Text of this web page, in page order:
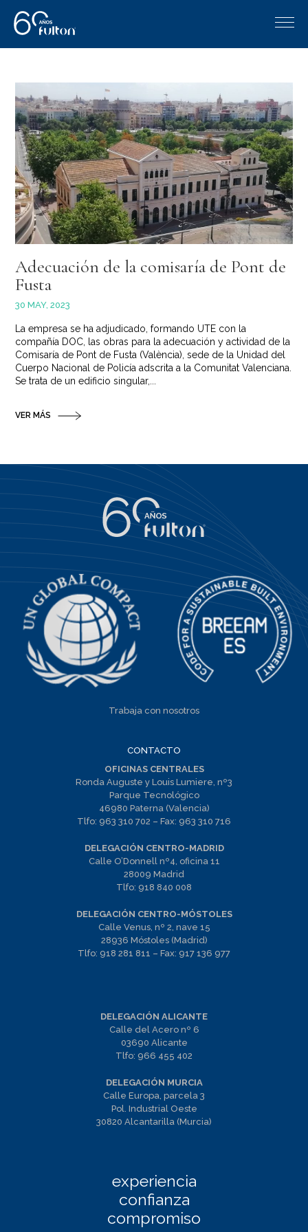
Adecuación de la comisaría de Pont de
Fusta
30 MAY, 2023
La empresa se ha adjudicado, formando UTE con la
compañía DOC, las obras para la adecuación y actividad de la
Comisaría de Pont de Fusta (València), sede de la Unidad del
Cuerpo Nacional de Policía adscrita a la Comunitat Valenciana.
Se trata de un edificio singular,...
VER MÁS
Trabaja con nosotros
CONTACTO
OFICINAS CENTRALES
Ronda Auguste y Louis Lumiere, nº3
Parque Tecnológico
46980 Paterna (Valencia)
Tlfo: 963 310 702 – Fax: 963 310 716
DELEGACIÓN CENTRO-MADRID
Calle O’Donnell nº4, oficina 11
28009 Madrid
Tlfo: 918 840 008
DELEGACIÓN CENTRO-MÓSTOLES
Calle Venus, nº 2, nave 15
28936 Móstoles (Madrid)
Tlfo: 918 281 811 – Fax: 917 136 977
DELEGACIÓN ALICANTE
Calle del Acero nº 6
03690 Alicante
Tlfo: 966 455 402
DELEGACIÓN MURCIA
Calle Europa, parcela 3
Pol. Industrial Oeste
30820 Alcantarilla (Murcia)
experiencia
confianza
compromiso